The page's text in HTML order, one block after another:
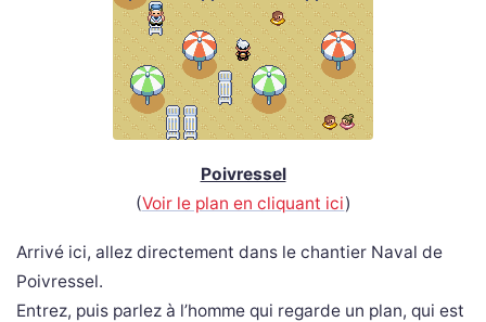
Poivressel
(Voir le plan en cliquant ici)
Arrivé ici, allez directement dans le chantier Naval de
Poivressel.
Entrez, puis parlez à l’homme qui regarde un plan, qui est